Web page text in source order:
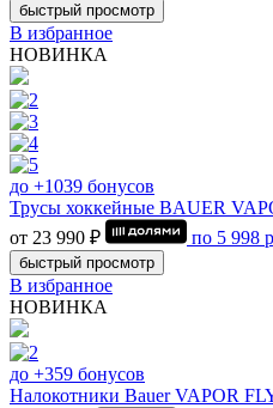
быстрый просмотр
В избранное
НОВИНКА
до +1039 бонусов
Трусы хоккейные BAUER
от 23 990 ₽
по 5 998
быстрый просмотр
В избранное
НОВИНКА
до +359 бонусов
Налокотники Bauer VAPOR